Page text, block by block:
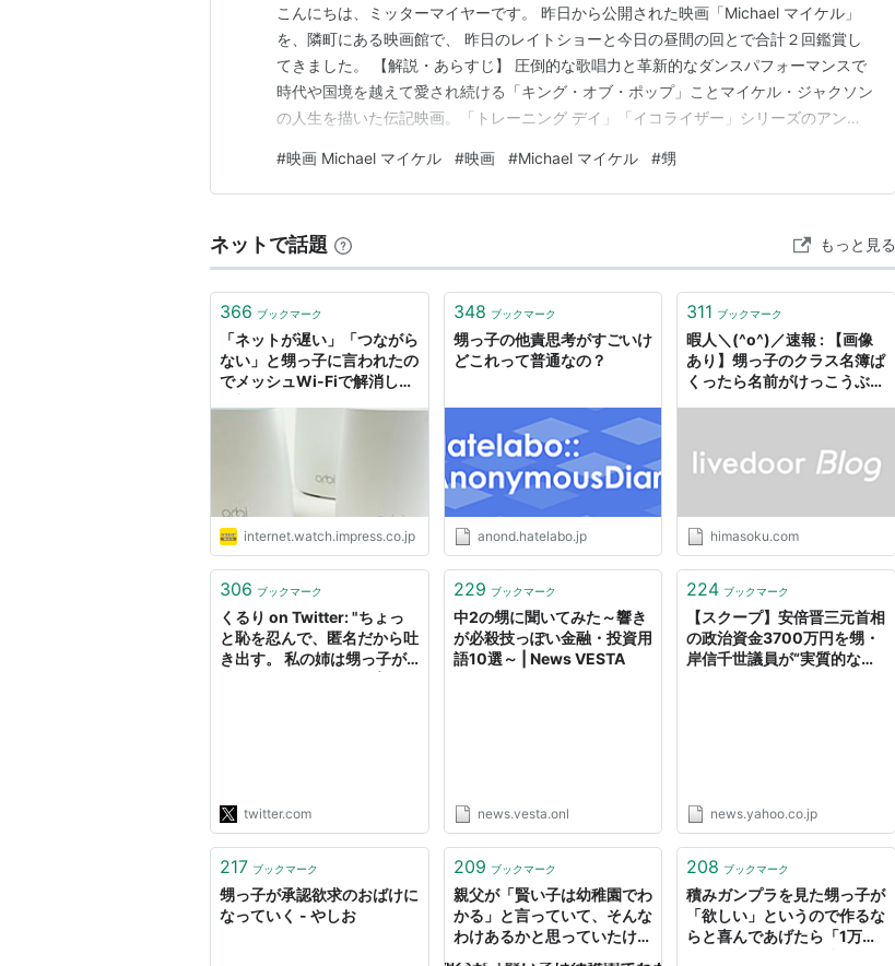
こんにちは、ミッターマイヤーです。 昨日から公開された映画「Michael マイケル」
を、隣町にある映画館で、 昨日のレイトショーと今日の昼間の回とで合計２回鑑賞し
てきました。 【解説・あらすじ】 圧倒的な歌唱力と革新的なダンスパフォーマンスで
時代や国境を越えて愛され続ける「キング・オブ・ポップ」ことマイケル・ジャクソン
の人生を描いた伝記映画。「トレーニング デイ」「イコライザー」シリーズのアント
イケルの物語を、数々の名曲と共に描き出す。 野心家の父ジョセフのもとで厳しいレ
ッスンを受け、兄弟グループ「ジャクソン5」の…
#映画 Michael マイケル #映画 #Michael マイケル #甥
ネットで話題 もっと見る
366 ブックマーク
「ネットが遅い」「つながら
ない」と甥っ子に言われたの
でメッシュWi-Fiで解消した
internet.watch.impress.co.jp
348 ブックマーク
甥っ子の他責思考がすごいけ
どこれって普通なの？
anond.hatelabo.jp
311 ブックマーク
暇人＼(^o^)／速報 : 【画像
あり】甥っ子のクラス名簿ぱ
くったら名前がけっこうぶっ
himasoku.com
306 ブックマーク
くるり on Twitter: "ちょっ
と恥を忍んで、匿名だから吐
き出す。 私の姉は甥っ子が0
た。可愛くてしょうがなかっ
た。"
twitter.com
229 ブックマーク
中2の甥に聞いてみた～響き
が必殺技っぽい金融・投資用
語10選～ | News VESTA
news.vesta.onl
224 ブックマーク
【スクープ】安倍晋三元首相
の政治資金3700万円を甥・
岸信千世議員が“実質的な無
news.yahoo.co.jp
217 ブックマーク
甥っ子が承認欲求のおばけに
なっていく - やしお
209 ブックマーク
親父が「賢い子は幼稚園でわ
かる」と言っていて、そんな
わけあるかと思っていたけ
208 ブックマーク
積みガンプラを見た甥っ子が
「欲しい」というので作るな
らと喜んであげたら「1万く